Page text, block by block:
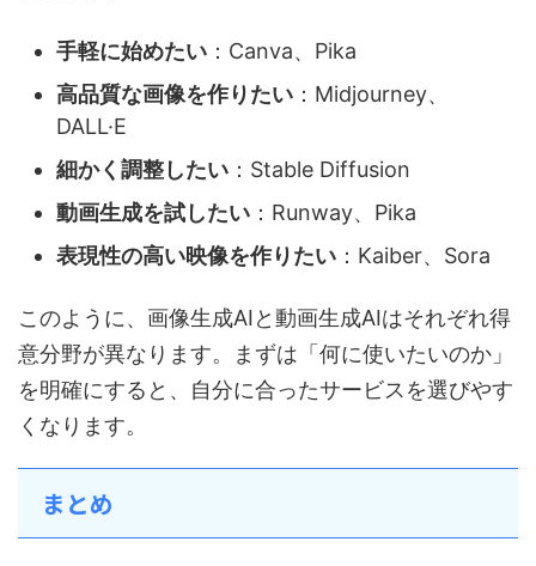
手軽に始めたい ：Canva、Pika
高品質な画像を作りたい ：Midjourney、
DALL·E
細かく調整したい ：Stable Diffusion
動画生成を試したい ：Runway、Pika
表現性の高い映像を作りたい ：Kaiber、Sora
このように、画像生成AIと動画生成AIはそれぞれ得
意分野が異なります。まずは「何に使いたいのか」
を明確にすると、自分に合ったサービスを選びやす
くなります。
まとめ